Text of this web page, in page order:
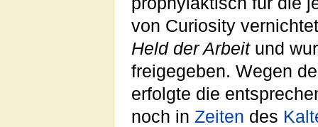
von Curiosity
Held der Arbeitund
freigegeben. Wegen
erfolgte die
noch in Zeiten des